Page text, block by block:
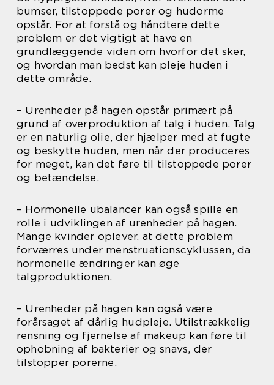
bumser, tilstoppede porer og hudorme
opstår. For at forstå og håndtere dette
problem er det vigtigt at have en
grundlæggende viden om hvorfor det sker,
og hvordan man bedst kan pleje huden i
dette område.
– Urenheder på hagen opstår primært på
grund af overproduktion af talg i huden. Talg
er en naturlig olie, der hjælper med at fugte
og beskytte huden, men når der produceres
for meget, kan det føre til tilstoppede porer
og betændelse.
– Hormonelle ubalancer kan også spille en
rolle i udviklingen af urenheder på hagen.
Mange kvinder oplever, at dette problem
forværres under menstruationscyklussen, da
hormonelle ændringer kan øge
talgproduktionen.
– Urenheder på hagen kan også være
forårsaget af dårlig hudpleje. Utilstrækkelig
rensning og fjernelse af makeup kan føre til
ophobning af bakterier og snavs, der
tilstopper porerne.